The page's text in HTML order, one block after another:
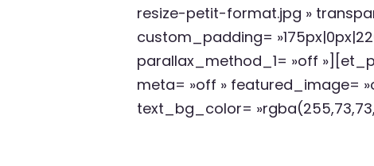
resize-petit-format.jpg »
custom_padding=
parallax_method_1= »off
meta= »off » featured_image=
text_bg_color=